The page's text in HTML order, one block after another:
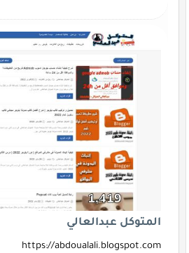
المتوكل عبدالعالي
https://abdoualali.blogspot.com